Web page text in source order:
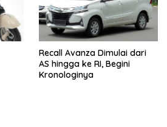
Recall Avanza Dimulai dari
AS hingga ke RI, Begini
Kronologinya